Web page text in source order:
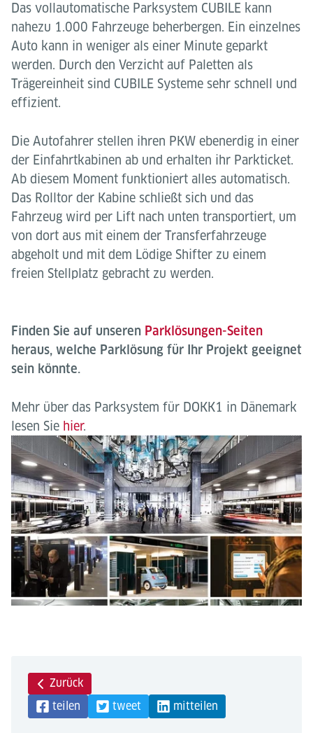
Das vollautomatische Parksystem CUBILE kann
nahezu 1.000 Fahrzeuge beherbergen. Ein einzelnes
Auto kann in weniger als einer Minute geparkt
werden. Durch den Verzicht auf Paletten als
Trägereinheit sind CUBILE Systeme sehr schnell und
effizient.
Die Autofahrer stellen ihren PKW ebenerdig in einer
der Einfahrtkabinen ab und erhalten ihr Parkticket.
Ab diesem Moment funktioniert alles automatisch.
Das Rolltor der Kabine schließt sich und das
Fahrzeug wird per Lift nach unten transportiert, um
von dort aus mit einem der Transferfahrzeuge
abgeholt und mit dem Lödige Shifter zu einem
freien Stellplatz gebracht zu werden.
Finden Sie auf unseren Parklösungen-Seiten
heraus, welche Parklösung für Ihr Projekt geeignet
sein könnte.
Mehr über das Parksystem für DOKK1 in Dänemark
lesen Sie hier.
Zurück
teilen
tweet mitteilen